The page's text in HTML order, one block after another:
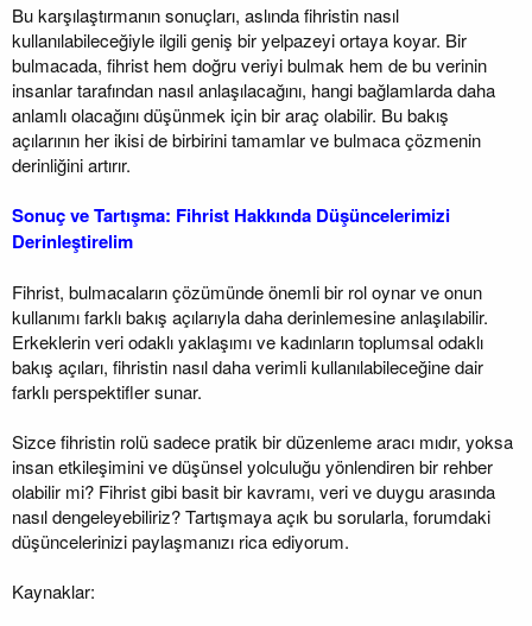
Bu karşılaştırmanın sonuçları, aslında fihristin nasıl
kullanılabileceğiyle ilgili geniş bir yelpazeyi ortaya koyar. Bir
bulmacada, fihrist hem doğru veriyi bulmak hem de bu verinin
insanlar tarafından nasıl anlaşılacağını, hangi bağlamlarda daha
anlamlı olacağını düşünmek için bir araç olabilir. Bu bakış
açılarının her ikisi de birbirini tamamlar ve bulmaca çözmenin
derinliğini artırır.
Sonuç ve Tartışma: Fihrist Hakkında Düşüncelerimizi
Derinleştirelim
Fihrist, bulmacaların çözümünde önemli bir rol oynar ve onun
kullanımı farklı bakış açılarıyla daha derinlemesine anlaşılabilir.
Erkeklerin veri odaklı yaklaşımı ve kadınların toplumsal odaklı
bakış açıları, fihristin nasıl daha verimli kullanılabileceğine dair
farklı perspektifler sunar.
Sizce fihristin rolü sadece pratik bir düzenleme aracı mıdır, yoksa
insan etkileşimini ve düşünsel yolculuğu yönlendiren bir rehber
olabilir mi? Fihrist gibi basit bir kavramı, veri ve duygu arasında
nasıl dengeleyebiliriz? Tartışmaya açık bu sorularla, forumdaki
düşüncelerinizi paylaşmanızı rica ediyorum.
Kaynaklar: